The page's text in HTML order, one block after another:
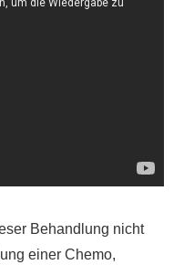
Behandlung nicht
einer Chemo,